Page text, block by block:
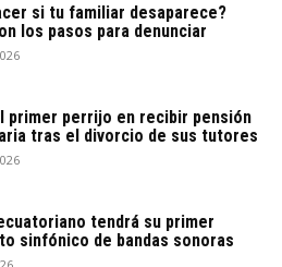
si tu familiar desaparece?
los pasos para denunciar
primer perrijo en recibir pensión
tras el divorcio de sus tutores
tendrá su primer
sinfónico de bandas sonoras